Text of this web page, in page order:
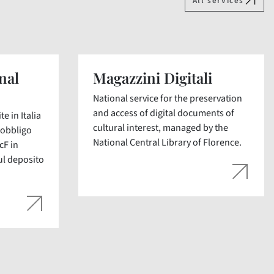
in Italia
in
deposito
Magazzini Digitali
National service for the preservation
and access of digital documents of
cultural interest, managed by the
National Central Library of Florence.